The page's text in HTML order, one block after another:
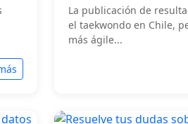
La publicación de
el taekwondo en Chile,
más ágile...